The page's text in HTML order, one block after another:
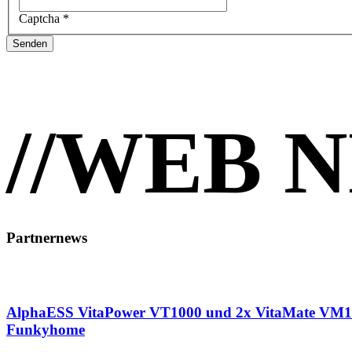
Captcha *
Senden
//WEB
Partnernews
AlphaESS VitaPower VT1000 und 2x VitaMate
Funkyhome